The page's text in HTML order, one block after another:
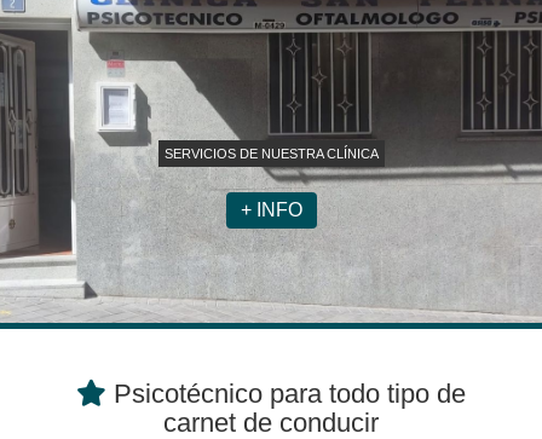
SERVICIOS DE NUESTRA CLÍNICA
+ INFO
Psicotécnicos en
Psicotécnico para todo tipo de
carnet de conducir